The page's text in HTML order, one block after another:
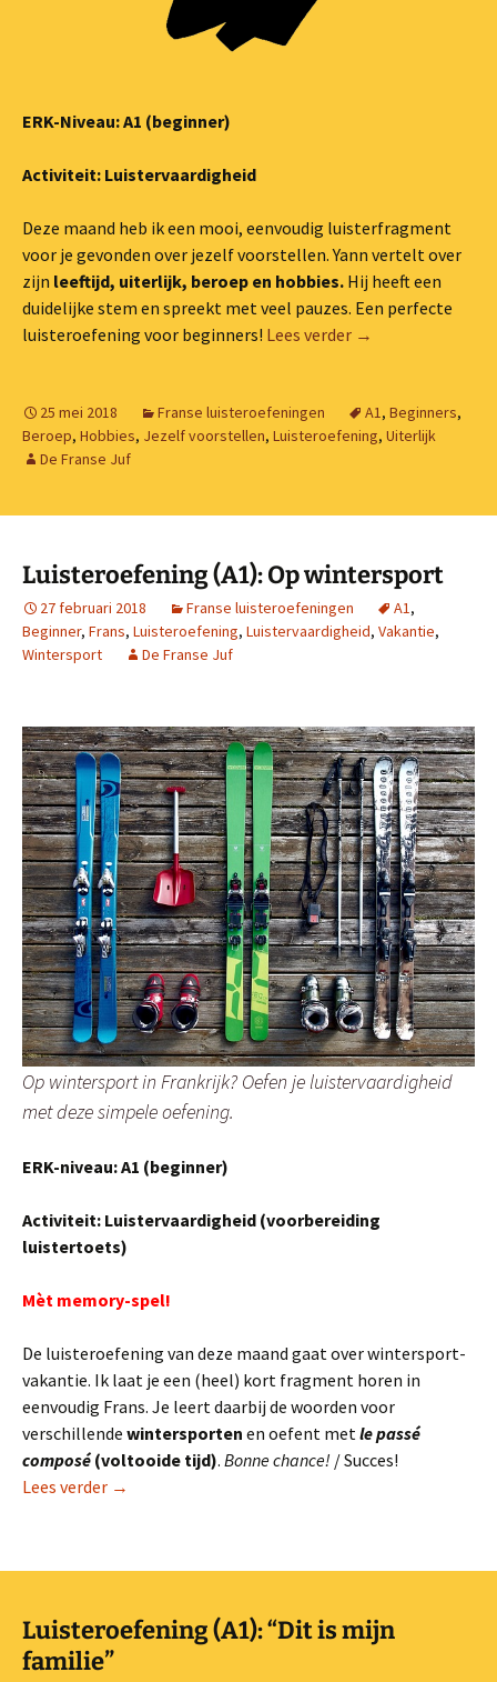
ERK-Niveau: A1 (beginner)
Activiteit: Luistervaardigheid
Deze maand heb ik een mooi, eenvoudig luisterfragment
voor je gevonden over jezelf voorstellen. Yann vertelt over
zijn leeftijd, uiterlijk, beroep en hobbies. Hij heeft een
duidelijke stem en spreekt met veel pauzes. Een perfecte
luisteroefening voor beginners! Lees verder Luisteroefening
→
25 mei 2018 Franse luisteroefeningen A1, Beginners,
Beroep, Hobbies, Jezelf voorstellen, Luisteroefening, Uiterlijk
De Franse Juf
Luisteroefening (A1): Op wintersport
27 februari 2018 Franse luisteroefeningen A1,
Beginner, Frans, Luisteroefening, Luistervaardigheid, Vakantie,
Wintersport
De Franse Juf
Op wintersport in Frankrijk? Oefen je luistervaardigheid
met deze simpele oefening.
ERK-niveau: A1 (beginner)
Activiteit: Luistervaardigheid (voorbereiding
luistertoets)
Mèt memory-spel!
De luisteroefening van deze maand gaat over wintersport-
vakantie. Ik laat je een (heel) kort fragment horen in
eenvoudig Frans. Je leert daarbij de woorden voor
verschillende wintersporten en oefent met le passé
composé (voltooide tijd). Bonne chance! / Succes!
Lees verder Luisteroefening (A1): Op wintersport
→
Luisteroefening (A1): “Dit is mijn
familie”